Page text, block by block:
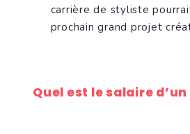
carrière de styliste
prochain grand projet
Quel est le salaire